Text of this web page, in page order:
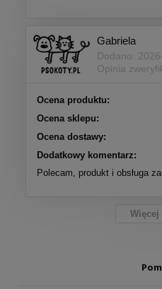
Gabriela
Dodano:
Opinia
Ocena produktu:
Ocena sklepu:
Ocena dostawy:
Dodatkowy komentarz:
Polecam, produkt i obsługa